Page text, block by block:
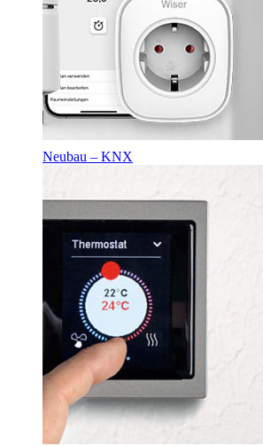
Neubau – KNX